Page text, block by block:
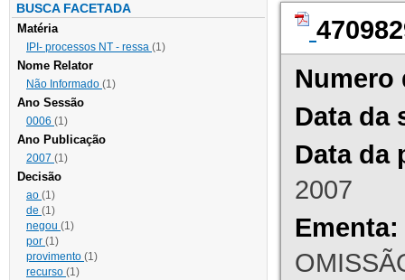
BUSCA FACETADA
Matéria
IPI- processos NT - ressa (1)
Nome Relator
Não Informado (1)
Ano Sessão
0006 (1)
Ano Publicação
2007 (1)
Decisão
ao (1)
de (1)
negou (1)
por (1)
provimento (1)
recurso (1)
Numero
Data da
Data da
2007
Ementa: